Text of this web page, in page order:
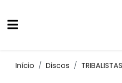
Início Discos